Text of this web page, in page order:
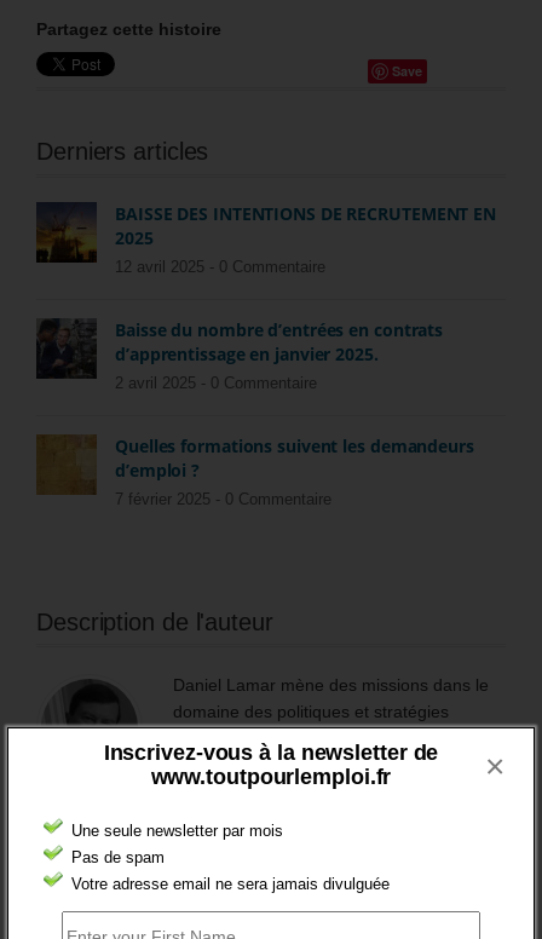
Inscrivez-vous à la newsletter de
www.toutpourlemploi.fr
Une seule newsletter par mois
Pas de spam
Votre adresse email ne sera jamais divulguée
×
Partagez cette histoire
Save
Derniers articles
BAISSE DES INTENTIONS DE RECRUTEMENT EN
2025
12 avril 2025 - 0 Commentaire
Baisse du nombre d’entrées en contrats
d’apprentissage en janvier 2025.
2 avril 2025 - 0 Commentaire
Quelles formations suivent les demandeurs
d’emploi ?
7 février 2025 - 0 Commentaire
Description de l'auteur
Daniel Lamar mène des missions dans le
domaine des politiques et stratégies
concernant les questions de jeunesse, de
l’orientation professionnelle, de la
formation professionnelle, de l’emploi et du
et l'animateur de ce blog.